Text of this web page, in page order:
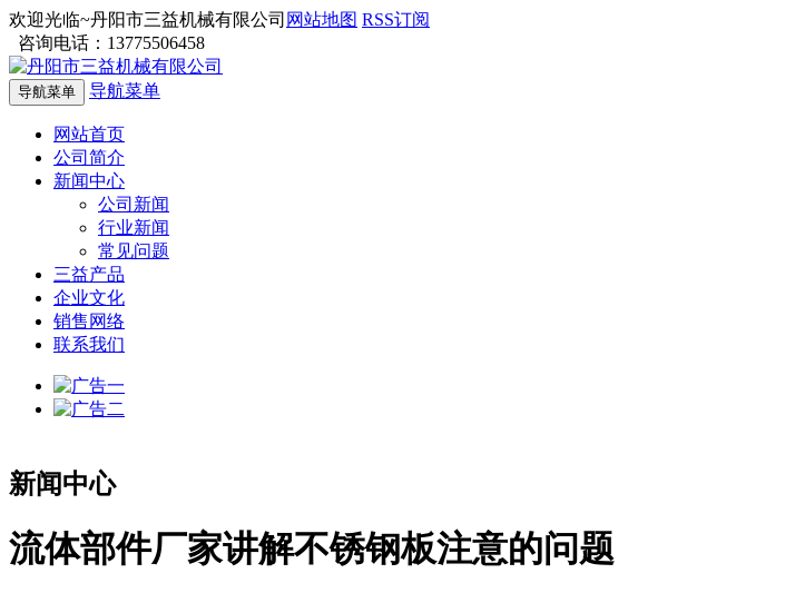
欢迎光临~丹阳市三益机械有限公司 网站地图 RSS订阅
咨询电话：13775506458
导航菜单 导航菜单
网站首页
公司简介
新闻中心
公司新闻
行业新闻
常见问题
三益产品
企业文化
销售网络
联系我们
新闻中心
流体部件厂家讲解不锈钢板注意的问题